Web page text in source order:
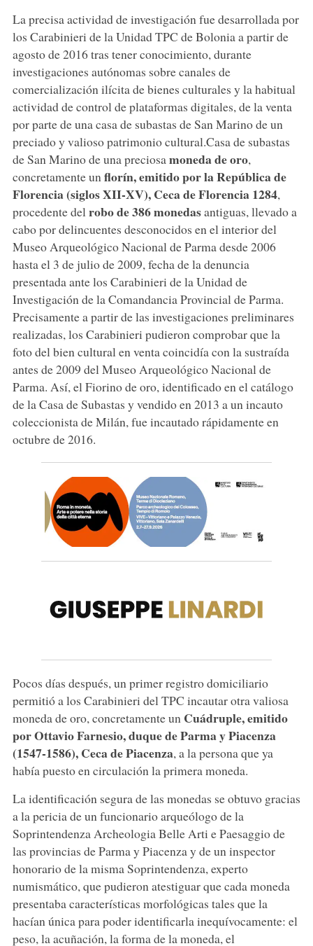
La precisa actividad de investigación fue desarrollada por
los Carabinieri de la Unidad TPC de Bolonia a partir de
agosto de 2016 tras tener conocimiento, durante
investigaciones autónomas sobre canales de
comercialización ilícita de bienes culturales y la habitual
actividad de control de plataformas digitales, de la venta
por parte de una casa de subastas de San Marino de un
preciado y valioso patrimonio cultural.Casa de subastas
de San Marino de una preciosa moneda de oro,
concretamente unflorín, emitido por la República de
Florencia (siglos XII-XV), Ceca de Florencia 1284,
procedente del robo de 386 monedasantiguas, llevado a
cabo por delincuentes desconocidos en el interior del
Museo Arqueológico Nacional de Parma desde 2006
hasta el 3 de julio de 2009, fecha de la denuncia
presentada ante los Carabinieri de la Unidad de
Investigación de la Comandancia Provincial de Parma.
Precisamente a partir de las investigaciones preliminares
realizadas, los Carabinieri pudieron comprobar que la
foto del bien cultural en venta coincidía con la sustraída
antes de 2009 del Museo Arqueológico Nacional de
Parma. Así, el Fiorino de oro, identificado en el catálogo
de la Casa de Subastas y vendido en 2013 a un incauto
coleccionista de Milán, fue incautado rápidamente en
octubre de 2016.
Pocos días después, un primer registro domiciliario
permitió a los Carabinieri del TPC incautar otra valiosa
moneda de oro, concretamente un Cuádruple, emitido
porOttavio Farnesio, duque de Parma y Piacenza
(1547-1586), Ceca de Piacenza, a la persona que ya
había puesto en circulación la primera moneda.
La identificación segura de las monedas se obtuvo gracias
a la pericia de un funcionario arqueólogo de la
Soprintendenza Archeologia Belle Arti e Paesaggio de
las provincias de Parma y Piacenza y de un inspector
honorario de la misma Soprintendenza, experto
numismático, que pudieron atestiguar que cada moneda
presentaba características morfológicas tales que la
hacían única para poder identificarla inequívocamente: el
peso, la acuñación, la forma de la moneda, el